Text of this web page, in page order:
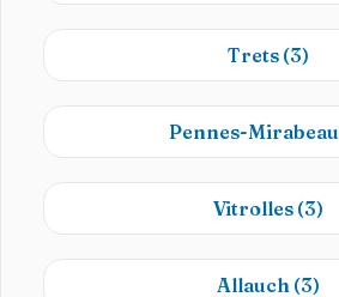
Trets (3)
Pennes-Mirabeau
Vitrolles (3)
Allauch (3)